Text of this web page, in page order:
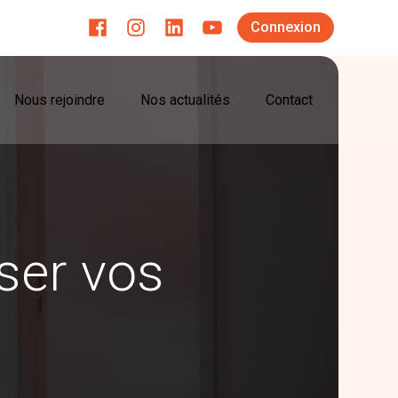
Menu
sub-
header
Connexion
Nous rejoindre Nos actualités Contact
vos